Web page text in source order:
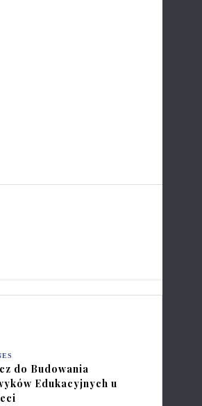
do Budowania
Edukacyjnych u